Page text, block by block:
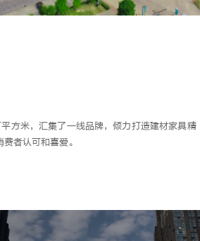
方米，汇集了一线品牌，倾力打造建材家具精
者认可和喜爱。